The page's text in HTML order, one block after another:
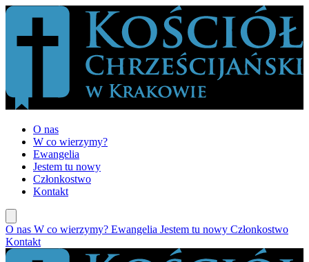
O nas
W co wierzymy?
Ewangelia
Jestem tu nowy
Członkostwo
Kontakt
O nas W co wierzymy? Ewangelia Jestem tu nowy Członkostwo
Kontakt